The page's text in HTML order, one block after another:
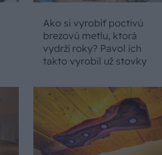
Ako si vyrobiť poctivú
brezovú metlu, ktorá
vydrží roky? Pavol ich
takto vyrobil už stovky